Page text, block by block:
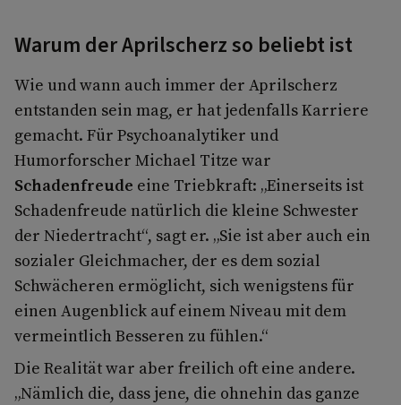
Warum der Aprilscherz so beliebt ist
Wie und wann auch immer der Aprilscherz
entstanden sein mag, er hat jedenfalls Karriere
gemacht. Für Psychoanalytiker und
Humorforscher Michael Titze war
Schadenfreude eine Triebkraft: „Einerseits ist
Schadenfreude natürlich die kleine Schwester
der Niedertracht“, sagt er. „Sie ist aber auch ein
sozialer Gleichmacher, der es dem sozial
Schwächeren ermöglicht, sich wenigstens für
einen Augenblick auf einem Niveau mit dem
vermeintlich Besseren zu fühlen.“
Die Realität war aber freilich oft eine andere.
„Nämlich die, dass jene, die ohnehin das ganze